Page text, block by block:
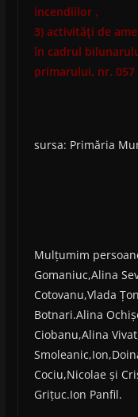
incendiilor ,
3) activităţi de
în cadrul
primarului, nr. 057
sursa: Primăria
Mulțumim
Gomaniuc,Alina
Cotovanu,Vlada
Botnari.Alina
Ciobanu,Alina
Cociu,Nicolae și
Grițuc.Ion Panfil.